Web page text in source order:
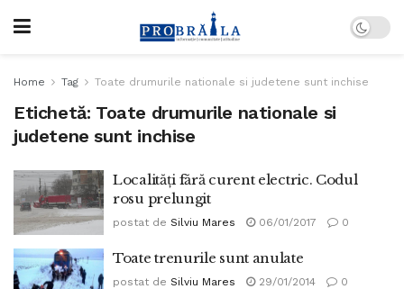
Home Tag Toate drumurile nationale si judetene sunt inchise
Etichetă: Toate drumurile nationale si
judetene sunt inchise
Localități fără curent electric. Codul
rosu prelungit
postat de Silviu Mares 06/01/2017 0
Toate trenurile sunt anulate
postat de Silviu Mares 29/01/2014 0